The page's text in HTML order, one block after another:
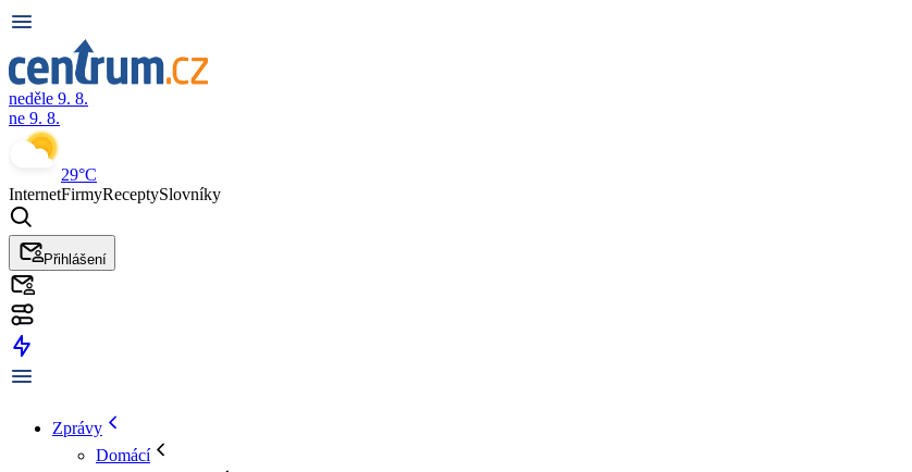
neděle 9. 8.
ne 9. 8.
29°C
InternetFirmyReceptySlovníky
Přihlášení
Zprávy
Domácí